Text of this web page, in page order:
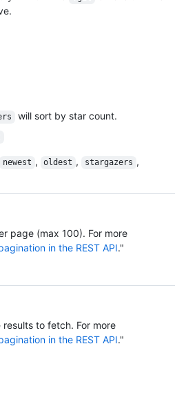
will sort by star count.
newest , oldest , stargazers ,
page (max 100). For more
in the REST API."
to fetch. For more
in the REST API."